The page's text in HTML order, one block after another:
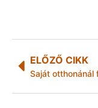
ELŐZŐ CIKK